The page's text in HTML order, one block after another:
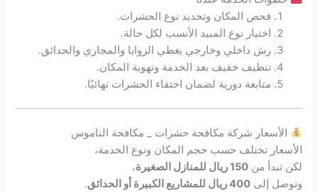
فحص المكان وتحديد نوع الحشرات.
اختيار نوع المبيد الأنسب لكل حالة.
رش داخلي وخارجي يغطي الزوايا والمجاري والحدائق.
تنظيف خفيف بعد الخدمة وتهوية المكان.
متابعة دورية لضمان اختفاء الحشرات نهائيًا.
الأسعار شركة مكافحة حشرات _ مكافحة الناموس
الأسعار تختلف حسب حجم المكان ونوع الخدمة،
لكن تبدأ من150 ريال للمنازل الصغيرة
،
وتوصل إلى400 ريال للمشاريع الكبيرة أو الحدائق
.